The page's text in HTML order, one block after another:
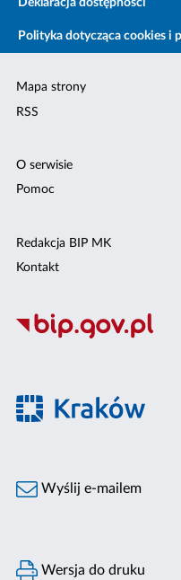
Deklaracja dostępności
Polityka dotycząca cookies i
Mapa strony
RSS
O serwisie
Pomoc
Redakcja BIP MK
Kontakt
Wyślij e-mailem
Wersja do druku